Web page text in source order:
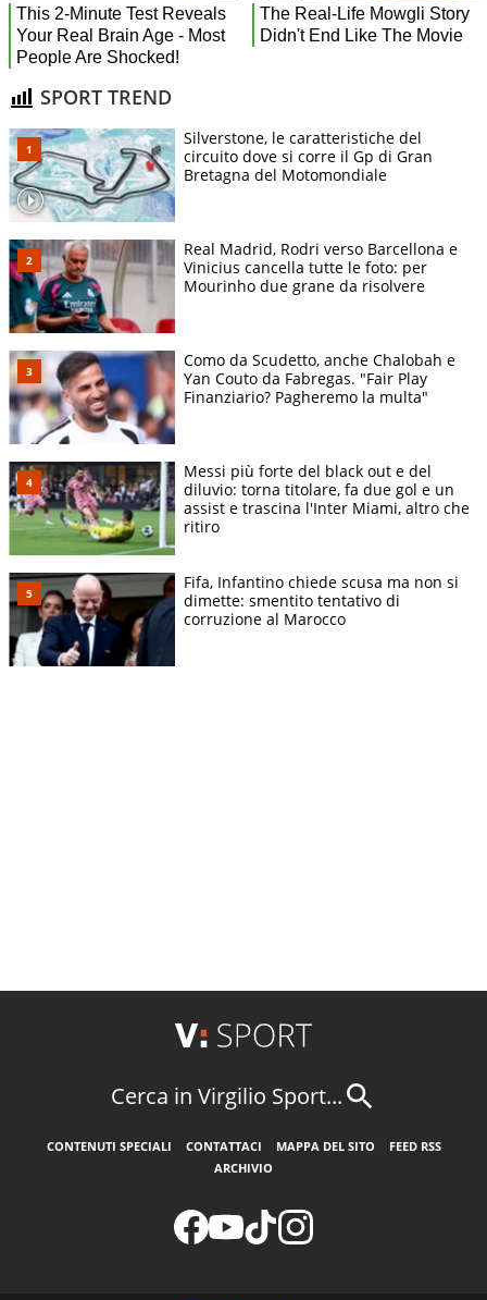
SPORT TREND
Silverstone, le caratteristiche del
circuito dove si corre il Gp di Gran
Bretagna del Motomondiale
Real Madrid, Rodri verso Barcellona e
Vinicius cancella tutte le foto: per
Mourinho due grane da risolvere
Como da Scudetto, anche Chalobah e
Yan Couto da Fabregas. "Fair Play
Finanziario? Pagheremo la multa"
Messi più forte del black out e del
diluvio: torna titolare, fa due gol e un
assist e trascina l'Inter Miami, altro che
ritiro
Fifa, Infantino chiede scusa ma non si
dimette: smentito tentativo di
corruzione al Marocco
Cerca in Virgilio Sport...
CONTENUTI SPECIALI CONTATTACI MAPPA DEL SITO
FEED RSS
ARCHIVIO